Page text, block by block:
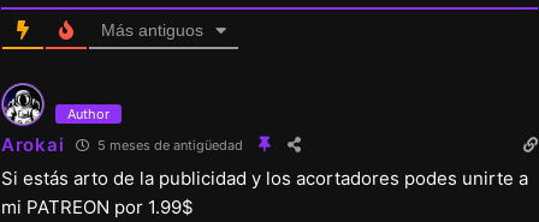
Más antiguos
Author
Arokai 5 meses de antigüedad
Si estás arto de la publicidad y los acortadores podes unirte a
mi PATREON por 1.99$